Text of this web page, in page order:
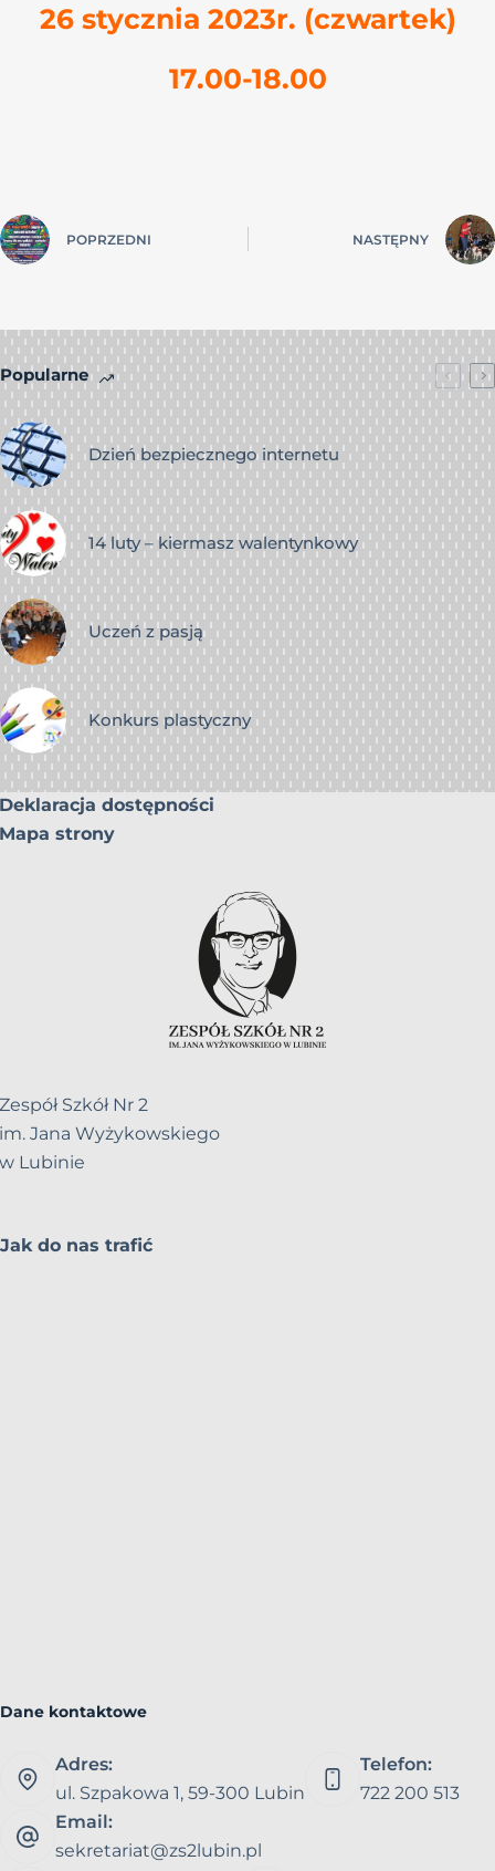
26 stycznia 2023r. (czwartek)
17.00-18.00
POPRZEDNI NASTĘPNY
Popularne
Dzień bezpiecznego internetu
14 luty – kiermasz walentynkowy
Uczeń z pasją
Konkurs plastyczny
Deklaracja dostępności
Mapa strony
Zespół Szkół Nr 2
im. Jana Wyżykowskiego
w Lubinie
Jak do nas trafić
Dane kontaktowe
Adres:
ul. Szpakowa 1, 59-300 Lubin
Telefon:
722 200 513
Email:
sekretariat@zs2lubin.pl